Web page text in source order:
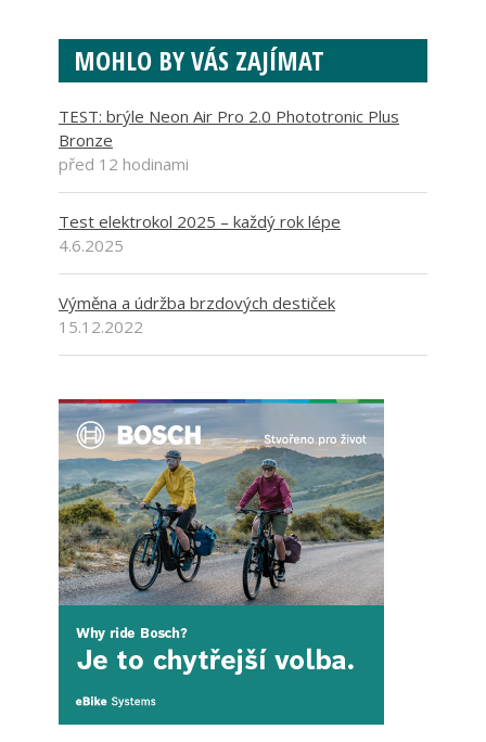
MOHLO BY VÁS ZAJÍMAT
TEST: brýle Neon Air Pro 2.0 Phototronic Plus
Bronze
před 12 hodinami
Test elektrokol 2025 – každý rok lépe
4.6.2025
Výměna a údržba brzdových destiček
15.12.2022